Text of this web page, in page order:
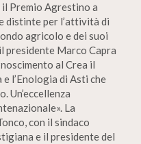
Premio Agrestino a
distinte per l’attività di
agricolo e dei suoi
presidente Marco Capra
al Crea il
l’Enologia di Asti che
Un’eccellenza
La
con il sindaco
e il presidente del